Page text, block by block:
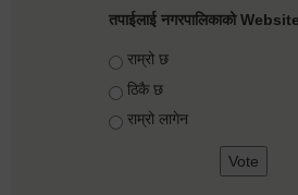
तपाईलाई नगरपालिकाको
Choices
राम्रो छ
ठिकै छ
राम्रो लागेन